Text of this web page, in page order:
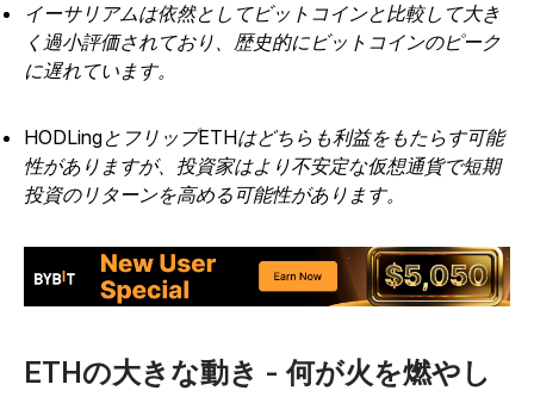
イーサリアムは依然としてビットコインと比較して大き
く過小評価されており、歴史的にビットコインのピーク
に遅れています。
HODLingとフリップETHはどちらも利益をもたらす可能
性がありますが、投資家はより不安定な仮想通貨で短期
投資のリターンを高める可能性があります。
ETHの大きな動き - 何が火を燃やし